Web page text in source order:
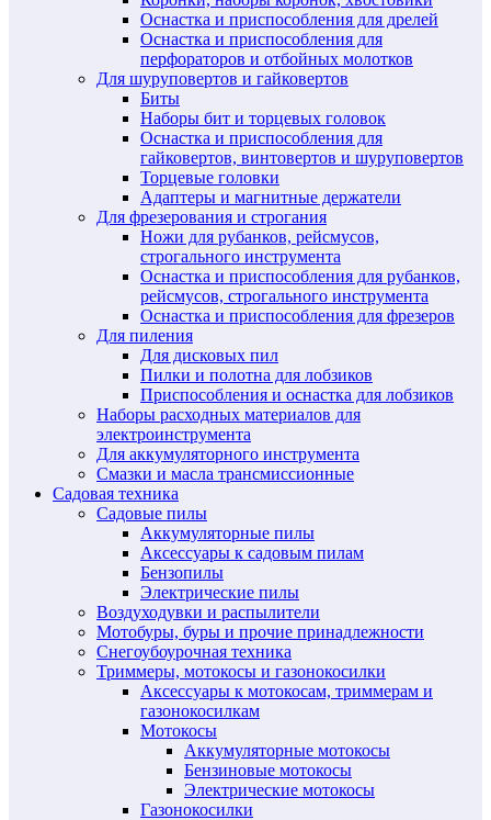
Оснастка и приспособления для дрелей
Оснастка и приспособления для
перфораторов и отбойных молотков
Для шуруповертов и гайковертов
Биты
Наборы бит и торцевых головок
Оснастка и приспособления для
гайковертов, винтовертов и шуруповертов
Торцевые головки
Адаптеры и магнитные держатели
Для фрезерования и строгания
Ножи для рубанков, рейсмусов,
строгального инструмента
Оснастка и приспособления для рубанков,
рейсмусов, строгального инструмента
Оснастка и приспособления для фрезеров
Для пиления
Для дисковых пил
Пилки и полотна для лобзиков
Приспособления и оснастка для лобзиков
Наборы расходных материалов для
электроинструмента
Для аккумуляторного инструмента
Смазки и масла трансмиссионные
Садовая техника
Садовые пилы
Аккумуляторные пилы
Аксессуары к садовым пилам
Бензопилы
Электрические пилы
Воздуходувки и распылители
Мотобуры, буры и прочие принадлежности
Снегоубоурочная техника
Триммеры, мотокосы и газонокосилки
Аксессуары к мотокосам, триммерам и
газонокосилкам
Мотокосы
Аккумуляторные мотокосы
Бензиновые мотокосы
Электрические мотокосы
Газонокосилки